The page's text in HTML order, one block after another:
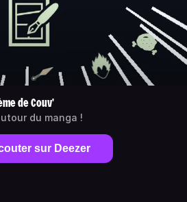
de Couv'
du manga !
sur Deezer